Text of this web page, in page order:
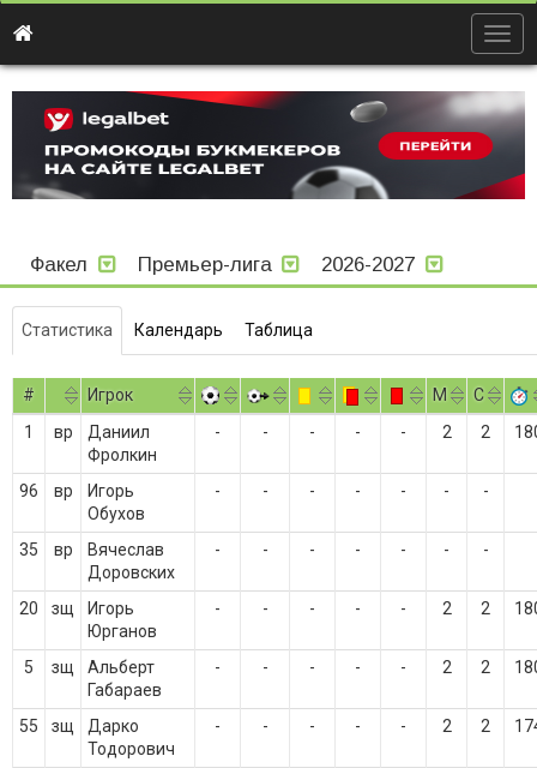
Факел Премьер-лига 2026-2027
Статистика Календарь Таблица
# Игрок M
С
1
вр
Даниил
Фролкин
- - - - - 2 2
96 вр
Игорь
Обухов
- - - - - - -
35 вр
Вячеслав
Доровских
- - - - - - -
20 зщ
Игорь
Юрганов
- - - - - 2 2
5 зщ
Альберт
Габараев
- - - - - 2 2
55 зщ
Дарко
Тодорович
- - - - - 2 2